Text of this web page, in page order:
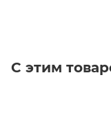
С этим